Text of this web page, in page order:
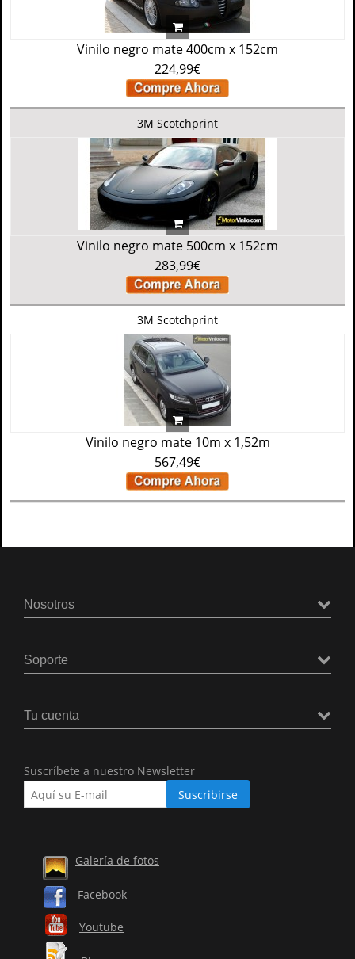
Vinilo negro mate 400cm x 152cm
224,99€
3M Scotchprint
Vinilo negro mate 500cm x 152cm
283,99€
3M Scotchprint
Vinilo negro mate 10m x 1,52m
567,49€
Nosotros
Soporte
Tu cuenta
Suscríbete a nuestro Newsletter
Galería de fotos
Facebook
Youtube